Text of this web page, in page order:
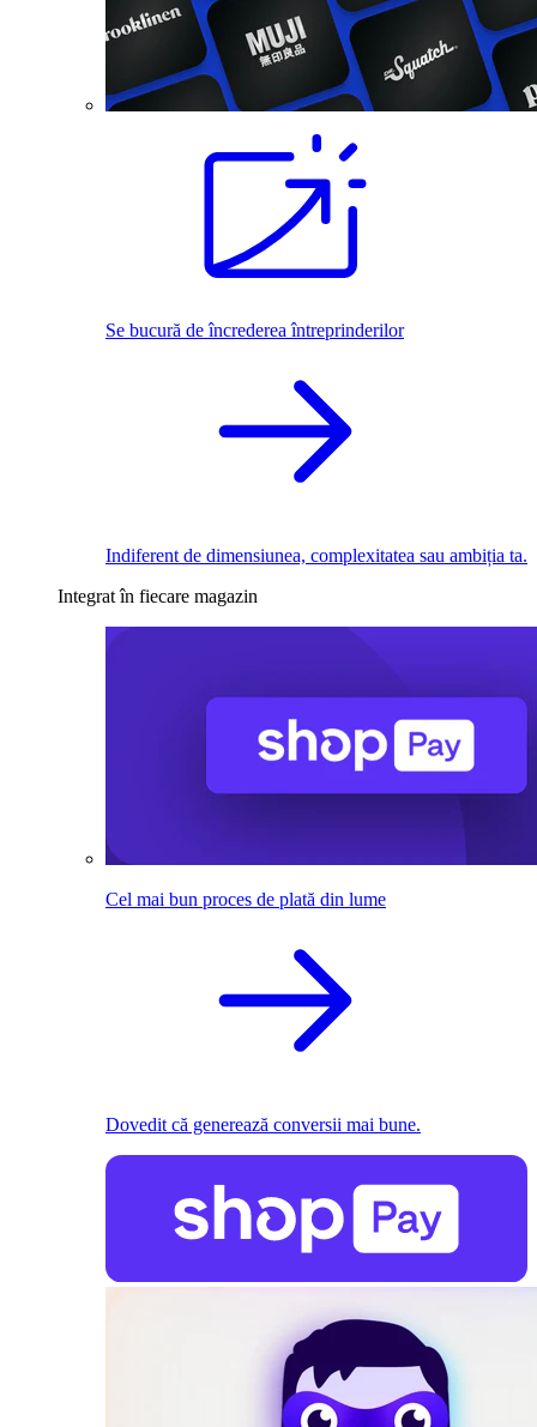
Se bucură de încrederea întreprinderilor
Indiferent de dimensiunea, complexitatea sau ambiția ta.
Integrat în fiecare magazin
Cel mai bun proces de plată din lume
Dovedit că generează conversii mai bune.